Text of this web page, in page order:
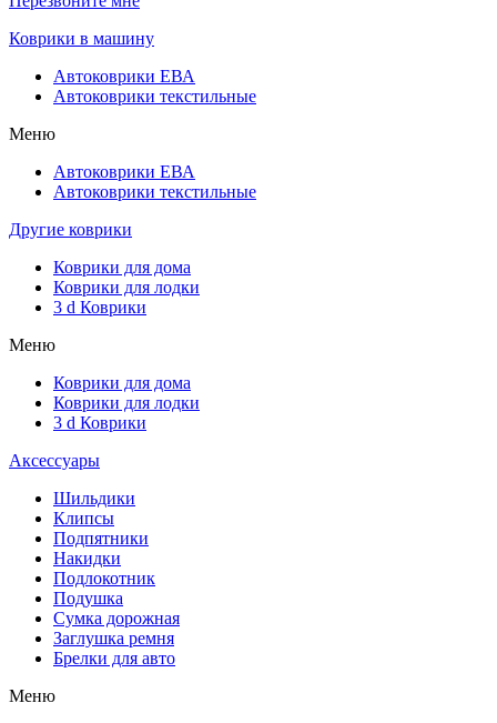
Коврики в машину
Автоковрики ЕВА
Автоковрики текстильные
Меню
Автоковрики ЕВА
Автоковрики текстильные
Другие коврики
Коврики для дома
Коврики для лодки
3 d Коврики
Меню
Коврики для дома
Коврики для лодки
3 d Коврики
Аксессуары
Шильдики
Клипсы
Подпятники
Накидки
Подлокотник
Подушка
Сумка дорожная
Заглушка ремня
Брелки для авто
Меню